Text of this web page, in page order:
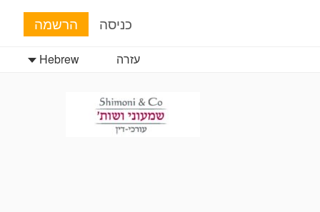
כניסה הרשמה
Hebrew עזרה